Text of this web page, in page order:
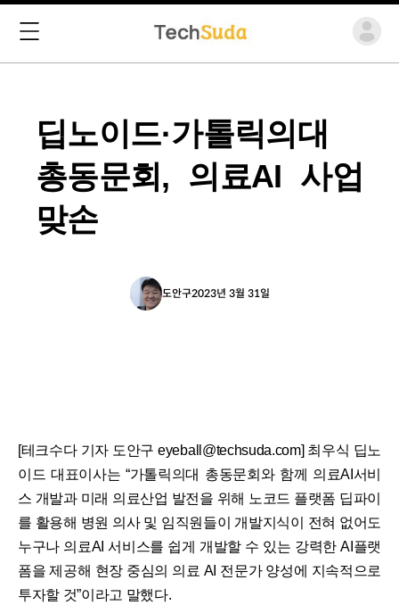
딥노이드·가톨릭의대
총동문회, 의료AI 사업
맞손
도안구2023년 3월 31일
[테크수다 기자 도안구 eyeball@techsuda.com] 최우식 딥노
이드 대표이사는 “가톨릭의대 총동문회와 함께 의료AI서비
스 개발과 미래 의료산업 발전을 위해 노코드 플랫폼 딥파이
를 활용해 병원 의사 및 임직원들이 개발지식이 전혀 없어도
누구나 의료AI 서비스를 쉽게 개발할 수 있는 강력한 AI플랫
폼을 제공해 현장 중심의 의료 AI 전문가 양성에 지속적으로
투자할 것”이라고 말했다.